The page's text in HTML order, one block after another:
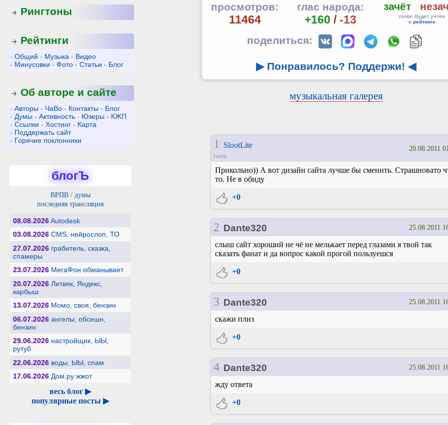
Рингтоны
Рейтинги
-Общий - Музыка - Видео
- Минусовки -Фото -Статьи - Блог
Об авторе и сайте
-Авторы - ЧаВо - Контакты - Блог
- Думы -Активность - Юзеры - КЖП
-Ссылки -Хостинг - Карта
- Поддержать сайт
- Горячие поклонники
блогЪ
ВРПВ/ думы
последняя трансляция
08.08.2026Autodesk
03.08.2026 CMS, нейрослоп, ТО
27.07.2026 грабитель, сказка,
спамеры
23.07.2026 МегаФон обманывает
20.07.2026 Литвяк, Яндекс,
карбыш
13.07.2026 Момо, своя, бензин
06.07.2026 ангелы, обсешн,
бензин
29.06.2026 настройщик, ЫЫ,
рутуб
22.06.2026 воды, ЫЫ, спам
17.06.2026 Дом.ру жжот
весь блог ▶
популярные посты ▶
просмотров:
11464
глас народа:
+160 / -13
зачёт
голос будет учтён
в рейтинге
поделиться:
▶ Понравилось? Поддержи! ◀
музыкальная галерея
1 SlootLite
гость
20.08.2011
Прикольно)) А вот дизайн сайта лучше бы сменить. Страшновато
то. Не в обиду
+0
2 Dante320 25.08.2011
слыш сайт хороший не чё не мелькает перед глазами я твой так
сказать фанат и да вопрос какой прогой пользуешся
+0
3 Dante320 25.08.2011
скажи плиз
+0
4 Dante320 25.08.2011
жду ответа
+0